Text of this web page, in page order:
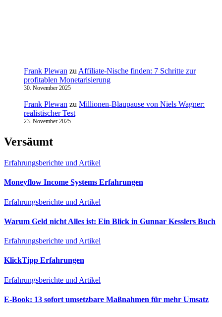
Frank Plewan zu Affiliate-Nische finden: 7 Schritte zur
profitablen Monetarisierung
30. November 2025
Frank Plewan zu Millionen‑Blaupause von Niels Wagner:
realistischer Test
23. November 2025
Versäumt
Erfahrungsberichte und Artikel
Moneyflow Income Systems Erfahrungen
Erfahrungsberichte und Artikel
Warum Geld nicht Alles ist: Ein Blick in Gunnar Kesslers Buch
Erfahrungsberichte und Artikel
KlickTipp Erfahrungen
Erfahrungsberichte und Artikel
E‑Book: 13 sofort umsetzbare Maßnahmen für mehr Umsatz